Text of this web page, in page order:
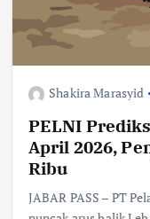
Shakira Marasyid
PELNI
April 2026,
Ribu
JABAR PASS – PT